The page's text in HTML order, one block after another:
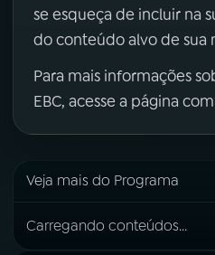
se esqueça de incluir na
do conteúdo alvo de sua
Para mais informações
EBC, acesse a página
Veja mais do Programa
Carregando conteúdos...